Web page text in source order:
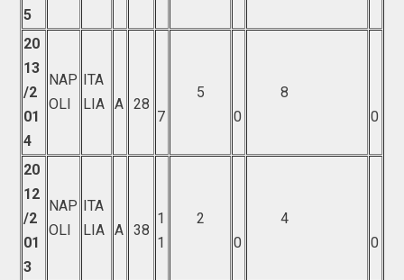
5
20
13
/2
01
4
NAP
OLI
ITA
LIA A 28
7
5
0
8
0
20
12
/2
01
3
NAP
OLI
ITA
LIA A 38
1
1
2
0
4
0